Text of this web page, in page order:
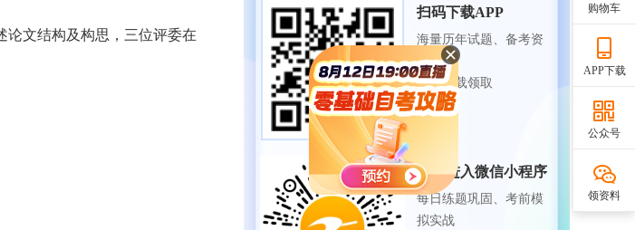
论文结构及构思，三位评委在
扫码下载APP
海量历年试题、备考资
料
免费下载领取
扫码进入微信小程序
每日练题巩固、考前模
拟实战
购物车
APP下载
公众号
领资料